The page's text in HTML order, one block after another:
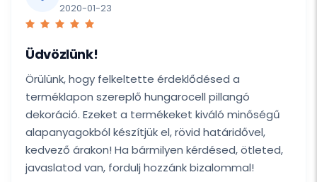
2020-01-23
Üdvözlünk!
Örülünk, hogy felkeltette érdeklődésed a
terméklapon szereplő hungarocell pillangó
dekoráció. Ezeket a termékeket kiváló minőségű
alapanyagokból készítjük el, rövid határidővel,
kedvező árakon! Ha bármilyen kérdésed, ötleted,
javaslatod van, fordulj hozzánk bizalommal!